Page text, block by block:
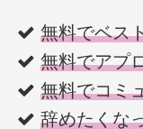
無料でベス
無料でアプ
無料でコミ
辞めたくな